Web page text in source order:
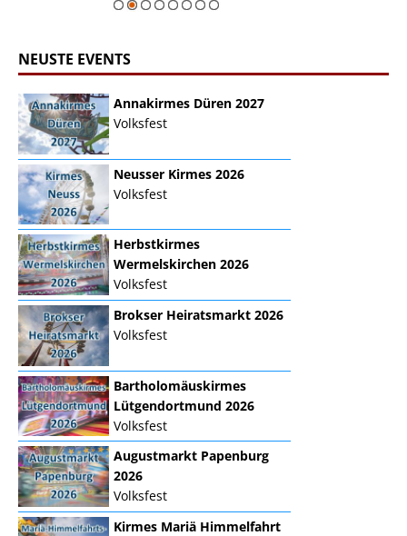
NEUSTE EVENTS
Annakirmes Düren 2027
Volksfest
Neusser Kirmes 2026
Volksfest
Herbstkirmes
Wermelskirchen 2026
Volksfest
Brokser Heiratsmarkt 2026
Volksfest
Bartholomäuskirmes
Lütgendortmund 2026
Volksfest
Augustmarkt Papenburg
2026
Volksfest
Kirmes Mariä Himmelfahrt